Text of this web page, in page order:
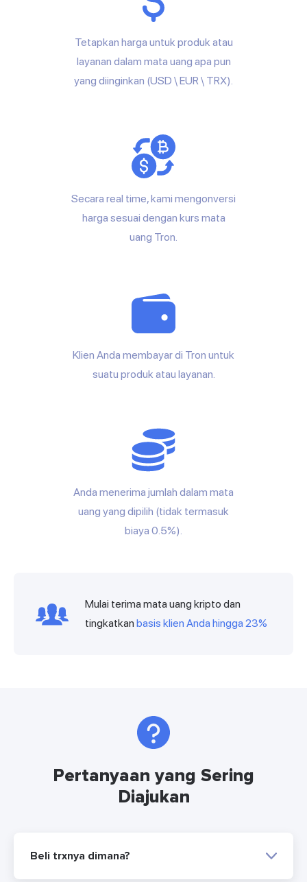
Tetapkan harga untuk produk atau
layanan dalam mata uang apa pun
yang diinginkan (USD \ EUR \ TRX).
Secara real time, kami mengonversi
harga sesuai dengan kurs mata
uang Tron.
Klien Anda membayar di Tron untuk
suatu produk atau layanan.
Anda menerima jumlah dalam mata
uang yang dipilih (tidak termasuk
biaya 0.5%).
Mulai terima mata uang kripto dan
tingkatkan basis klien Anda hingga 23%
Pertanyaan yang Sering
Diajukan
Beli trxnya dimana?